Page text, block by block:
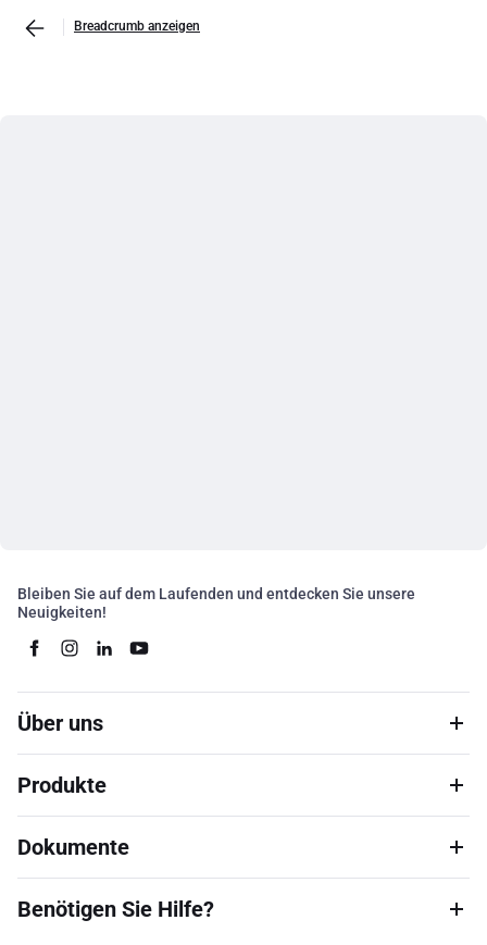
Breadcrumb anzeigen
Bleiben Sie auf dem Laufenden und entdecken Sie unsere
Neuigkeiten!
Über uns
Produkte
Dokumente
Benötigen Sie Hilfe?